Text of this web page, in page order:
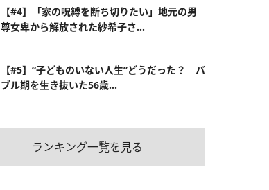
【#4】「家の呪縛を断ち切りたい」地元の男
尊女卑から解放された紗希子さ...
【#5】“子どものいない人生”どうだった？ バ
ブル期を生き抜いた56歳...
ランキング一覧を見る